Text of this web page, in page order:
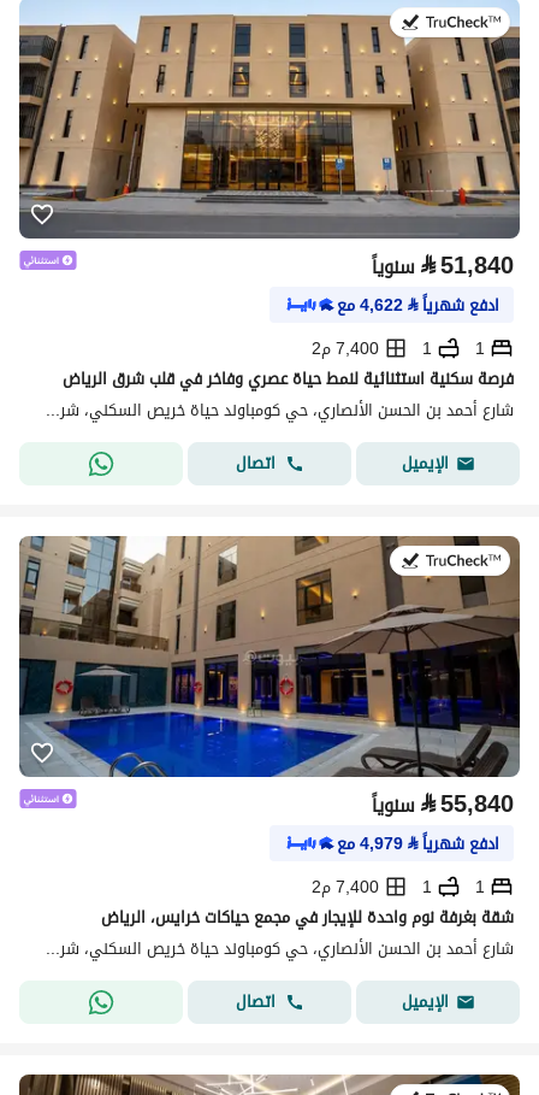
في:20 يوليو 2026
⃁51,840 سنوياً
ادفع شهرياً⃁
4,622مع
1
1
7,400 م2
فرصة سكنية استثنائية لنمط حياة عصري وفاخر في قلب شرق الرياض
شارع أحمد بن الحسن الأنصاري، حي كومباوند حياة خريص السكني، شرق الرياض، الرياض
الإيميل
اتصال
في:20 يوليو 2026
⃁55,840 سنوياً
ادفع شهرياً⃁
4,979مع
1
1
7,400 م2
شقة بغرفة نوم واحدة للإيجار في مجمع حياكات خرايس، الرياض
شارع أحمد بن الحسن الأنصاري، حي كومباوند حياة خريص السكني، شرق الرياض، الرياض
الإيميل
اتصال